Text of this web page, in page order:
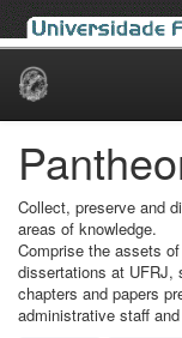
Skip
Collect, preserve and
areas of knowledge.
Comprise the assets
dissertations at UFRJ,
chapters and papers
administrative staff